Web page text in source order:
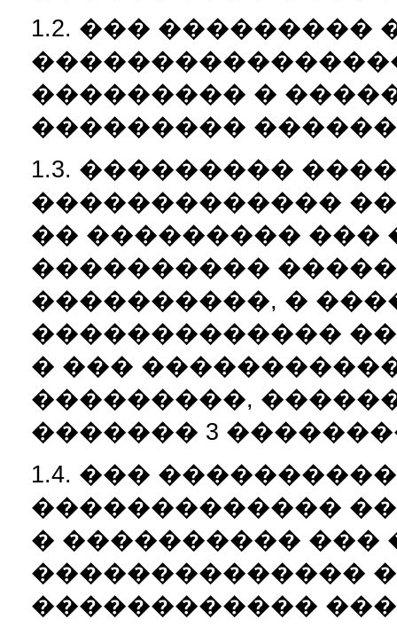
1.2. ���
��������� �
���������
1.3. ���������
�������������
�� ��������� ���
����������
����������, �
�������������
� ���
���������,
������� 3
1.4. ���
�������������
� ���������� ���
��������������
������������